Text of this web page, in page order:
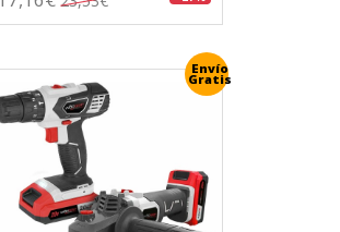
Envío
Gratis